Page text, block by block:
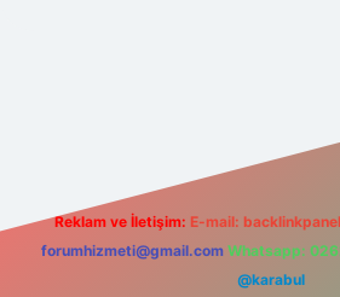
Reklam ve İletişim: E-mail:
forumhizmeti@gmail.com Whatsapp:
@karabul